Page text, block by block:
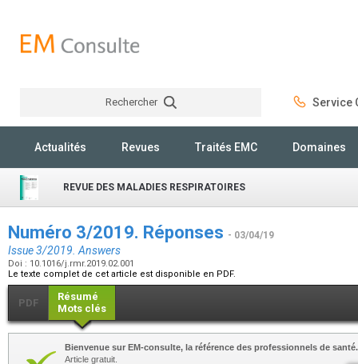
Rechercher Service
Actualités Revues Traités EMC Domaines
REVUE DES MALADIES RESPIRATOIRES
Numéro 3/2019. Réponses - 03/04/19
Issue 3/2019. Answers
Doi : 10.1016/j.rmr.2019.02.001
Le texte complet de cet article est disponible en PDF.
PDF
Résumé
Mots clés
Bienvenue sur EM-consulte, la référence des professionnels de santé.
Article gratuit.